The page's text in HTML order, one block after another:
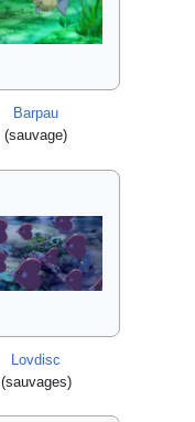
Barpau
(sauvage)
Lovdisc
(sauvages)